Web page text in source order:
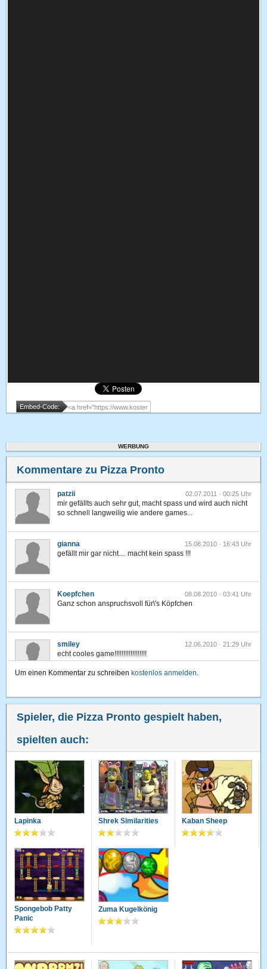
Embed-Code:
WERBUNG
Kommentare zu Pizza Pronto
patzii 02.07.2011 · 00:25 Uhr
mir gefällts auch sehr gut, macht spass und wird auch nicht
so schnell langweilig wie andere games...
gianna 15.08.2010 · 16:43 Uhr
gefällt mir gar nicht.... macht kein spass !!!
Koepfchen 08.08.2010 · 03:41 Uhr
Ganz schon anspruchsvoll für\'s Köpfchen
smiley 12.06.2010 · 21:29 Uhr
echt cooles game!!!!!!!!!!!!!!!!!!
Ganz gut um sein Gehirn zu trenieren
Um einen Kommentar zu schreiben kostenlos anmelden.
Spieler, die Pizza Pronto gespielt haben,
spielten auch:
Lapinka Shrek Similarities Kaban Sheep
Spongebob Patty
Panic
Zuma Kugelkönig